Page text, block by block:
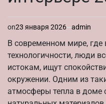
on23 января 2026 admin
В современном мире, где
технологичности, люди
истокам, ищут
окружении. Одним из
атмосферы тепла в доме